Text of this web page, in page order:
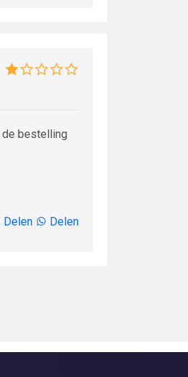
bestelling
Delen Delen